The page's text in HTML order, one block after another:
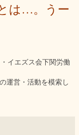
は…。うー
イエズス会下関労働
運営・活動を模索し